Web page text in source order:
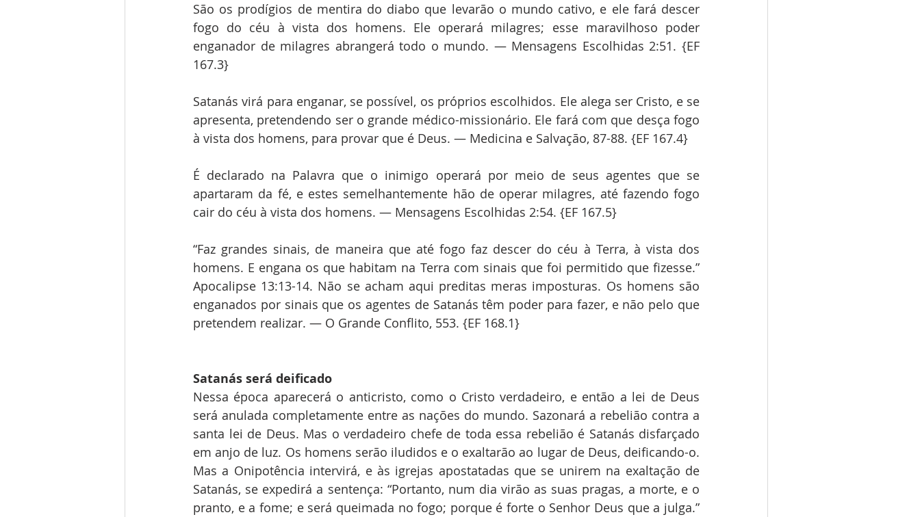
São os prodígios de mentira do diabo que levarão o mundo cativo, e ele fará descer
fogo do céu à vista dos homens. Ele operará milagres; esse maravilhoso poder
enganador de milagres abrangerá todo o mundo. — Mensagens Escolhidas 2:51. {EF
167.3}
Satanás virá para enganar, se possível, os próprios escolhidos. Ele alega ser Cristo, e se
apresenta, pretendendo ser o grande médico-missionário. Ele fará com que desça fogo
à vista dos homens, para provar que é Deus. — Medicina e Salvação, 87-88. {EF 167.4}
É declarado na Palavra que o inimigo operará por meio de seus agentes que se
apartaram da fé, e estes semelhantemente hão de operar milagres, até fazendo fogo
cair do céu à vista dos homens. — Mensagens Escolhidas 2:54. {EF 167.5}
“Faz grandes sinais, de maneira que até fogo faz descer do céu à Terra, à vista dos
homens. E engana os que habitam na Terra com sinais que foi permitido que fizesse.”
Apocalipse 13:13-14. Não se acham aqui preditas meras imposturas. Os homens são
enganados por sinais que os agentes de Satanás têm poder para fazer, e não pelo que
pretendem realizar. — O Grande Conflito, 553. {EF 168.1}
Satanás será deificado
Nessa época aparecerá o anticristo, como o Cristo verdadeiro, e então a lei de Deus
será anulada completamente entre as nações do mundo. Sazonará a rebelião contra a
santa lei de Deus. Mas o verdadeiro chefe de toda essa rebelião é Satanás disfarçado
em anjo de luz. Os homens serão iludidos e o exaltarão ao lugar de Deus, deificando-o.
Mas a Onipotência intervirá, e às igrejas apostatadas que se unirem na exaltação de
Satanás, se expedirá a sentença: “Portanto, num dia virão as suas pragas, a morte, e o
pranto, e a fome; e será queimada no fogo; porque é forte o Senhor Deus que a julga.”